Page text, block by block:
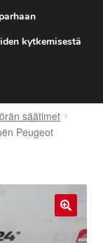
säätimet
Peugeot
kytkemisestä